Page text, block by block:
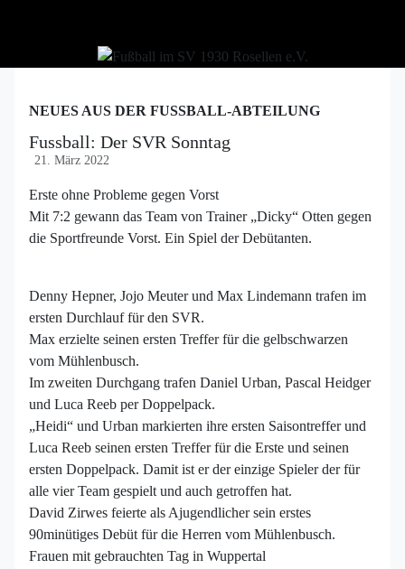
NEUES AUS DER FUSSBALL-ABTEILUNG
Fussball: Der SVR Sonntag
21. März 2022
Erste ohne Probleme gegen Vorst
Mit 7:2 gewann das Team von Trainer „Dicky“ Otten gegen
die Sportfreunde Vorst. Ein Spiel der Debütanten.
Denny Hepner, Jojo Meuter und Max Lindemann trafen im
ersten Durchlauf für den SVR.
Max erzielte seinen ersten Treffer für die gelbschwarzen
vom Mühlenbusch.
Im zweiten Durchgang trafen Daniel Urban, Pascal Heidger
und Luca Reeb per Doppelpack.
„Heidi“ und Urban markierten ihre ersten Saisontreffer und
Luca Reeb seinen ersten Treffer für die Erste und seinen
ersten Doppelpack. Damit ist er der einzige Spieler der für
alle vier Team gespielt und auch getroffen hat.
David Zirwes feierte als Ajugendlicher sein erstes
90minütiges Debüt für die Herren vom Mühlenbusch.
Frauen mit gebrauchten Tag in Wuppertal